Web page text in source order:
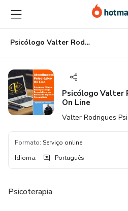
para
o
conteúdo
principal
para
o
pagamento
para
o
rodapé
Psicólogo Valter Rodrigues Psicoterapia On Line
Psicólogo Valter
On Line
Valter Rodrigues
Formato: Serviço online
Idioma: Português
Psicoterapia